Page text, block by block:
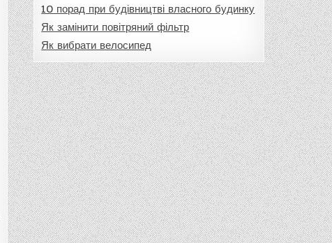
10 порад при будівництві власного будинку
Як замінити повітряний фільтр
Як вибрати велосипед